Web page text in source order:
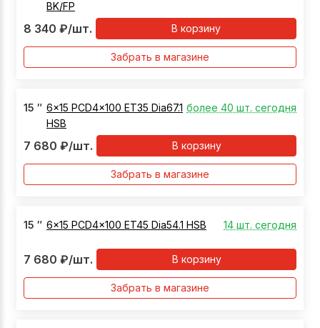
BK/FP
8 340 ₽/шт. В корзину
Забрать в магазине
15 ″ 6x15 PCD4x100 ET35 Dia67.1
HSB
более 40 шт. сегодня
7 680 ₽/шт. В корзину
Забрать в магазине
15 ″ 6x15 PCD4x100 ET45 Dia54.1 HSB 14 шт. сегодня
7 680 ₽/шт. В корзину
Забрать в магазине